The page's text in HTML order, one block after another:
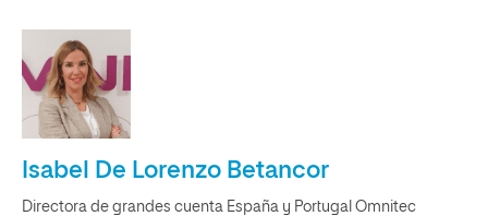
Isabel De Lorenzo Betancor
Directora de grandes cuenta España y Portugal Omnitec